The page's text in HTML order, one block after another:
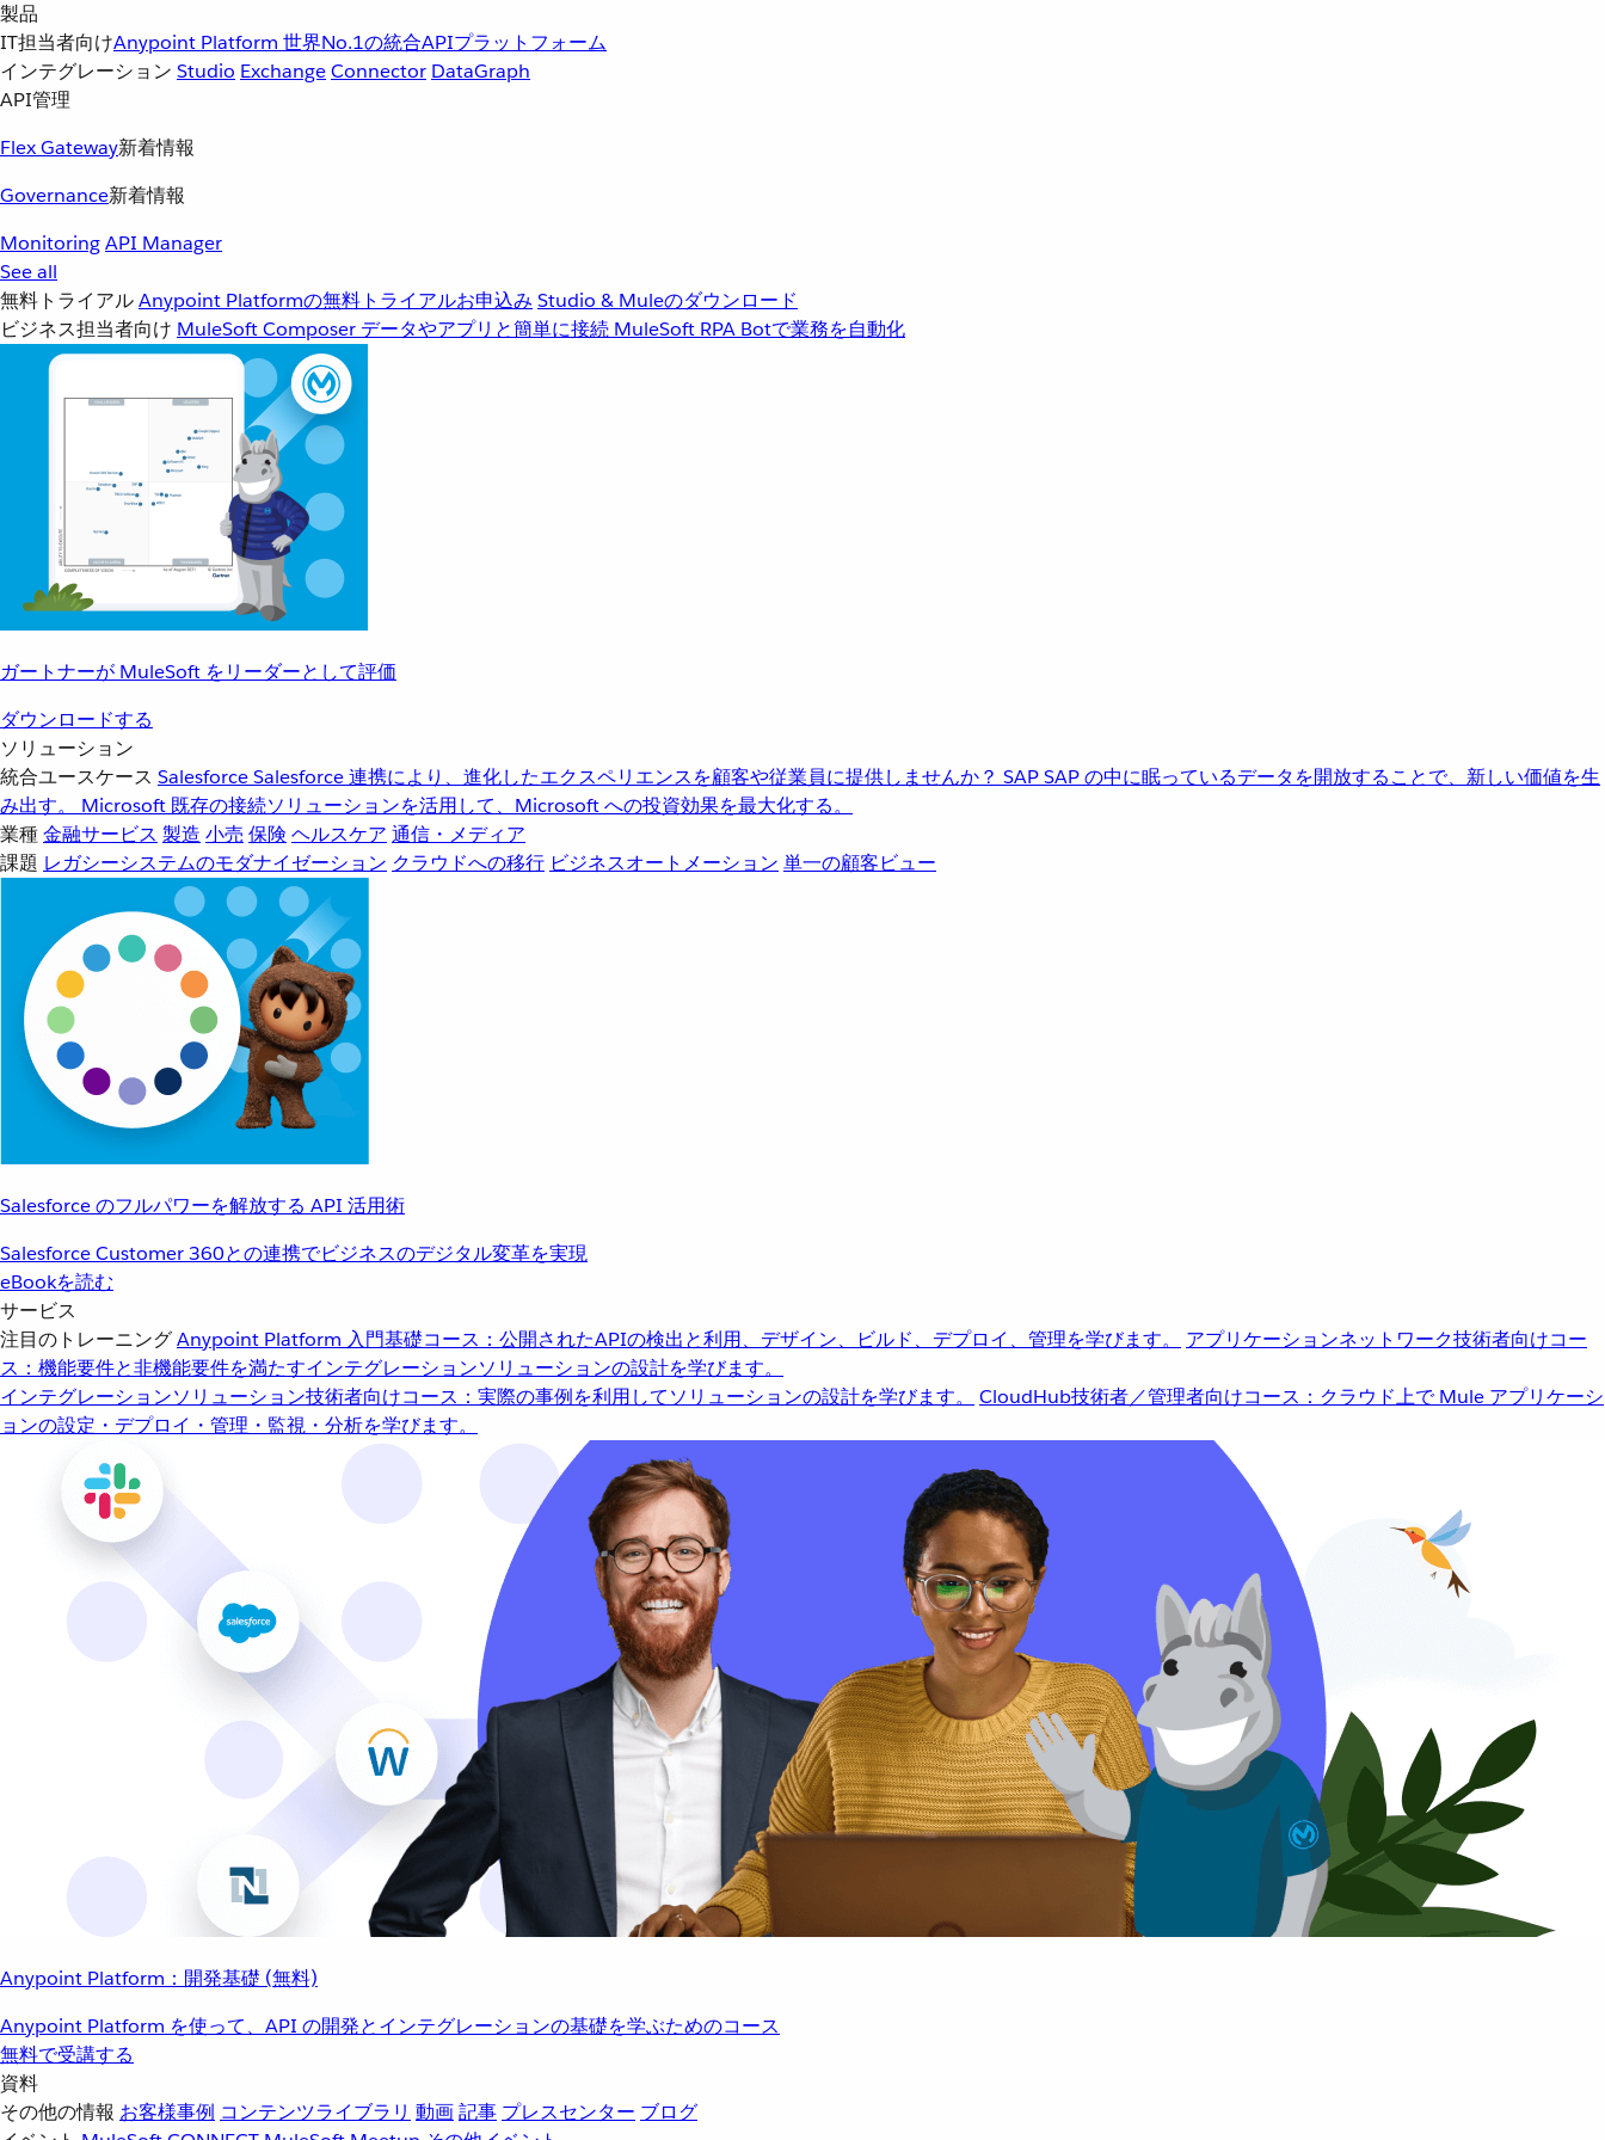
製品
IT担当者向けAnypoint Platform 世界No.1の統合APIプラットフォーム
インテグレーション Studio ExchangeConnector DataGraph
API管理
Flex Gateway新着情報
Governance新着情報
MonitoringAPI Manager
See all
無料トライアルAnypoint Platformの無料トライアルお申込み Studio & Muleのダウンロード
ビジネス担当者向け MuleSoft Composer データやアプリと簡単に接続 MuleSoft RPA Botで業務を自動化
ガートナーが MuleSoft をリーダーとして評価
ダウンロードする
ソリューション
統合ユースケース SalesforceSalesforce 連携により、進化したエクスペリエンスを顧客や従業員に提供しませんか？ SAPSAP の中に眠っているデータを開放することで、新しい価値を生
み出す。
Microsoft 既存の接続ソリューションを活用して、Microsoft への投資効果を最大化する。
業種金融サービス 製造 小売 保険 ヘルスケア 通信・メディア
課題 レガシーシステムのモダナイゼーション クラウドへの移行 ビジネスオートメーション 単一の顧客ビュー
Salesforce のフルパワーを解放する API 活用術
Salesforce Customer 360との連携でビジネスのデジタル変革を実現
eBookを読む
サービス
注目のトレーニングAnypoint Platform 入門基礎コース：公開されたAPIの検出と利用、デザイン、ビルド、デプロイ、管理を学びます。 アプリケーションネットワーク技術者向けコー
ス：機能要件と非機能要件を満たすインテグレーションソリューションの設計を学びます。
インテグレーションソリューション技術者向けコース：実際の事例を利用してソリューションの設計を学びます。 CloudHub技術者／管理者向けコース：クラウド上で Mule アプリケーシ
ョンの設定・デプロイ・管理・監視・分析を学びます。
Anypoint Platform：開発基礎 (無料)
Anypoint Platform を使って、API の開発とインテグレーションの基礎を学ぶためのコース
無料で受講する
資料
その他の情報 お客様事例 コンテンツライブラリ 動画記事 プレスセンター ブログ